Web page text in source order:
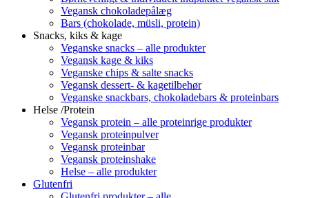
Vegansk chokoladepålæg
Bars (chokolade, müsli, protein)
Snacks, kiks & kage
Veganske snacks – alle produkter
Vegansk kage & kiks
Veganske chips & salte snacks
Vegansk dessert- & kagetilbehør
Veganske snackbars, chokoladebars & proteinbars
Helse /Protein
Vegansk protein – alle proteinrige produkter
Vegansk proteinpulver
Vegansk proteinbar
Vegansk proteinshake
Helse – alle produkter
Glutenfri